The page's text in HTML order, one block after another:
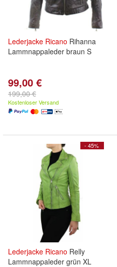
Lederjacke Ricano Rihanna
Lammnappaleder braun S
99,00 €
199,00 €
Kostenloser Versand
- 45%
Lederjacke Ricano Relly
Lammnappaleder grün XL